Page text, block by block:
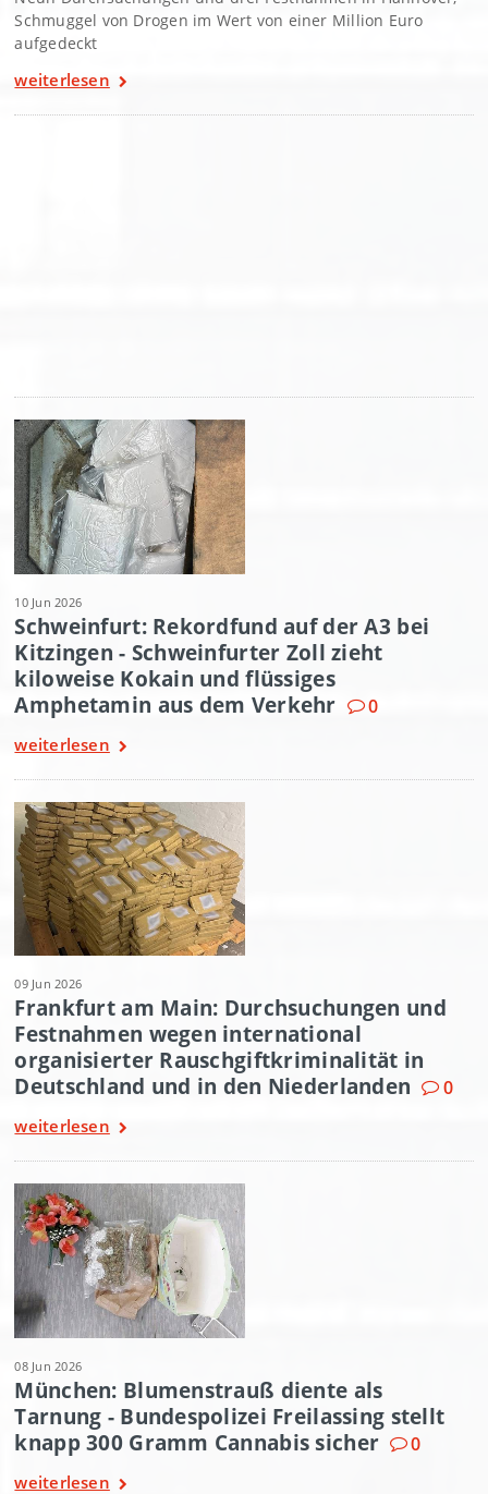
Schmuggel von Drogen im Wert von einer Million Euro
aufgedeckt
weiterlesen
10 Jun 2026
Schweinfurt: Rekordfund auf der A3 bei
Kitzingen - Schweinfurter Zoll zieht
kiloweise Kokain und flüssiges
Amphetamin aus dem Verkehr
0
weiterlesen
09 Jun 2026
Frankfurt am Main: Durchsuchungen und
Festnahmen wegen international
organisierter Rauschgiftkriminalität in
Deutschland und in den Niederlanden
0
weiterlesen
08 Jun 2026
München: Blumenstrauß diente als
Tarnung - Bundespolizei Freilassing stellt
knapp 300 Gramm Cannabis sicher
0
weiterlesen